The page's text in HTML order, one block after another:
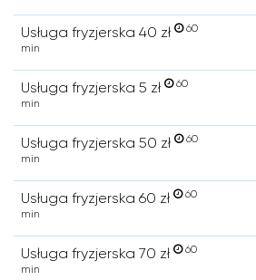
Usługa fryzjerska 40 zł
60
min
Usługa fryzjerska 5 zł
60
min
Usługa fryzjerska 50 zł
60
min
Usługa fryzjerska 60 zł
60
min
Usługa fryzjerska 70 zł
60
min